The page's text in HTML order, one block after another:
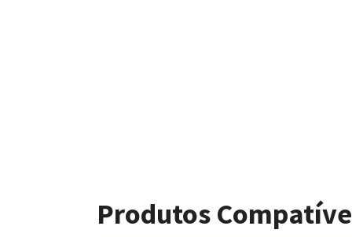
Produtos